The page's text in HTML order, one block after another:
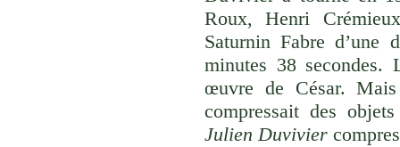
Roux, Henri
Saturnin Fabre
minutes 38
œuvre de César.
compressait des
Julien Duvivier